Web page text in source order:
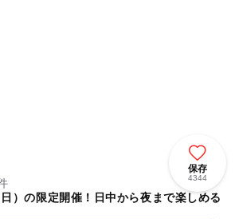
保存
4344
）の限定開催！日中から夜まで楽しめる